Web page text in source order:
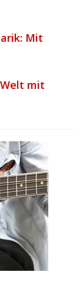
Mit
mit